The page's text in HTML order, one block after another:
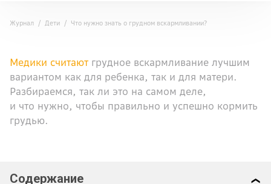
Журнал Дети Что нужно знать о грудном вскармливании?
Медики считают грудное вскармливание лучшим
вариантом как для ребенка, так и для матери.
Разбираемся, так ли это на самом деле,
и что нужно, чтобы правильно и успешно кормить
грудью.
Содержание